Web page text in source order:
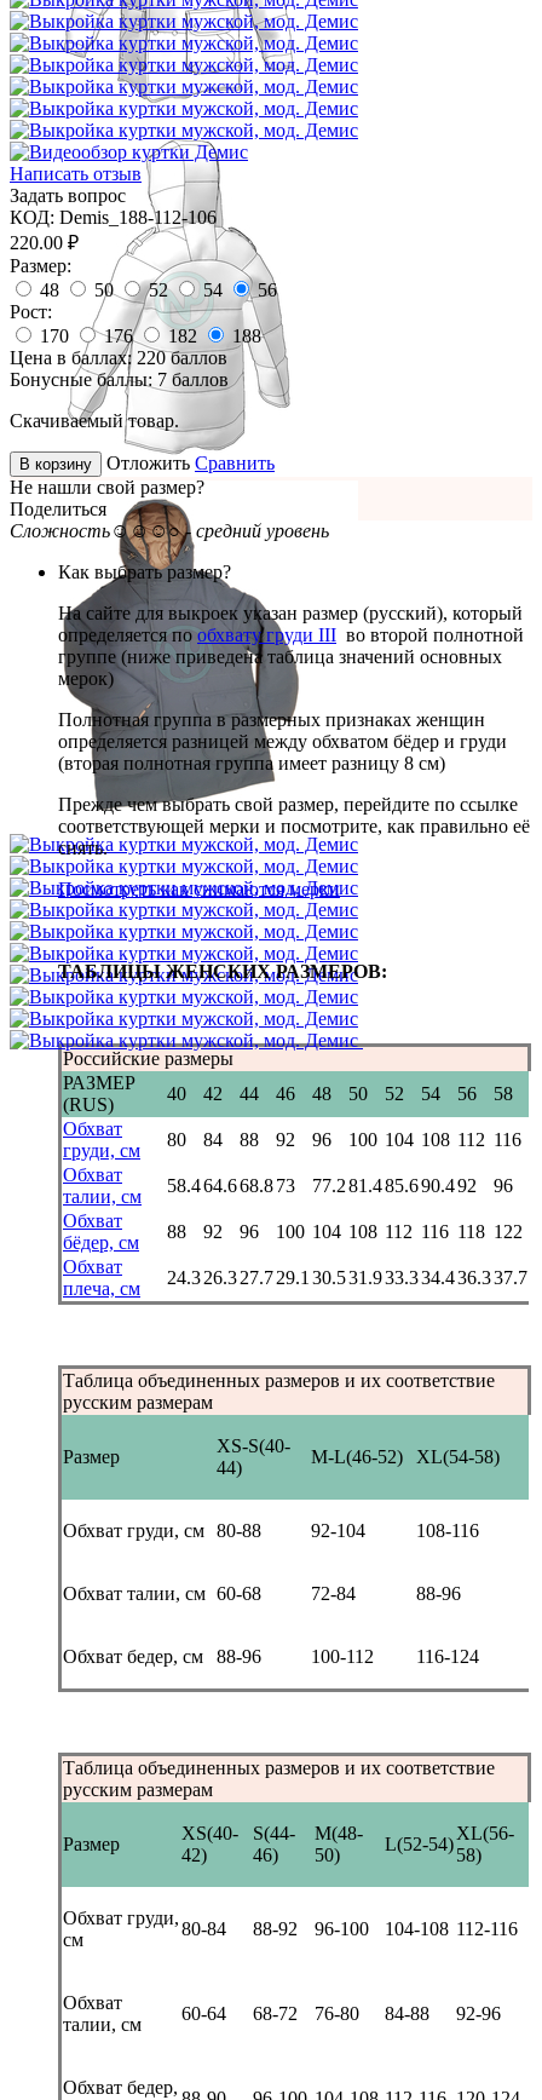
Написать отзыв
Задать вопрос
КОД: Demis_188-112-106
220.00 ₽
Размер:
48
50 52 54
56
Рост:
170
176 182
188
Цена в баллах: 220 баллов
Бонусные баллы: 7 баллов
Скачиваемый товар.
В корзину Отложить Сравнить
Не нашли свой размер?
Поделиться
Сложность☺☺☺○ - средний уровень
Как выбрать размер?
На сайте для выкроек указан размер (русский), который
определяется пообхвату груди III во второй полнотной
группе (ниже приведена таблица значений основных
мерок)
Полнотная группа в размерных признаках женщин
определяется разницей между обхватом бёдер и груди
(вторая полнотная группа имеет разницу 8 см)
Прежде чем выбрать свой размер, перейдите по ссылке
соответствующей мерки и посмотрите, как правильно её
снять.
Посмотреть как снимаются мерки
ТАБЛИЦЫ ЖЕНСКИХ РАЗМЕРОВ:
Российские размеры
РАЗМЕР
(RUS)
40 42 44 46 48 50 52 54 56
58
Обхват
груди, см
80 84 88 92 96 100 104 108 112 116
Обхват
талии, см
58.464.668.873 77.281.485.690.492
96
Обхват
бёдер, см
88 92 96 100 104 108 112 116 118 122
Обхват
плеча, см
24.326.327.729.1 30.531.933.334.436.337.7
Таблица объединенных размеров и их соответствие
русским размерам
Размер
XS-S(40-
44)
M-L(46-52) XL(54-58)
Обхват груди, см 80-88 92-104 108-116
Обхват талии, см 60-68 72-84 88-96
Обхват бедер, см 88-96 100-112 116-124
Таблица объединенных размеров и их соответствие
русским размерам
Размер
XS(40-
42)
S(44-
46)
M(48-
50)
L(52-54)
XL(56-
58)
Обхват груди,
см
80-84 88-92 96-100 104-108 112-116
Обхват
талии, см
60-64 68-72 76-80 84-88 92-96
Обхват бедер,